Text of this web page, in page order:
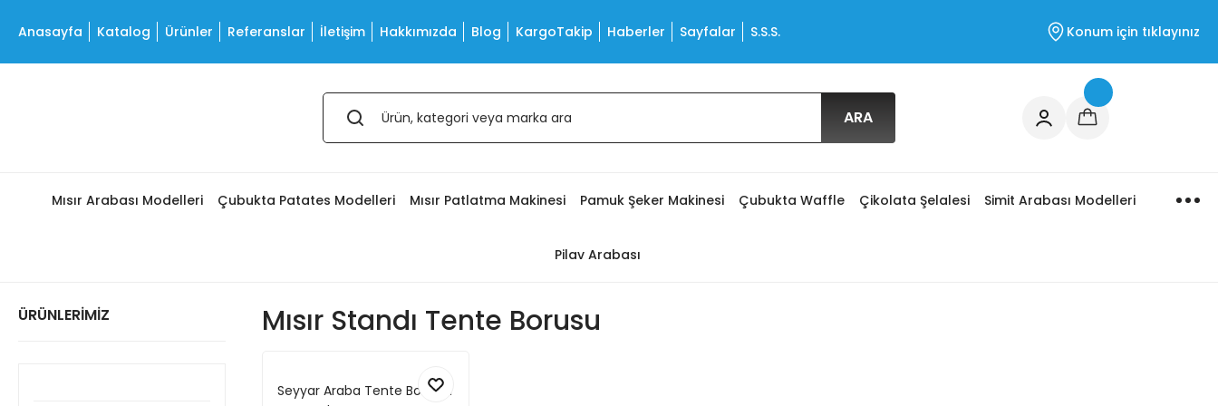
Anasayfa Katalog Ürünler Referanslar İletişim Hakkımızda Blog KargoTakip Haberler Sayfalar S.S.S. Konum için tıklayınız
ARA
Mısır Arabası Modelleri Çubukta Patates Modelleri Mısır Patlatma Makinesi Pamuk Şeker Makinesi Çubukta Waffle Çikolata Şelalesi Simit Arabası Modelleri
Pilav Arabası
ÜRÜNLERİMİZ Mısır Standı Tente Borusu
Seyyar Araba Tente Boruları